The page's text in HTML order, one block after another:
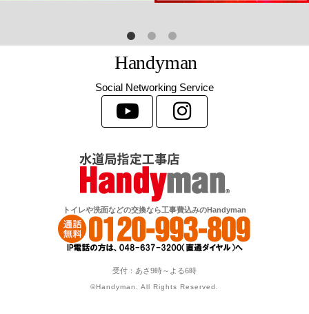
Handyman
Social Networking Service
トイレや洗面などの交換なら工事費込みのHandyman
受付：あさ9時～よる6時
©Handyman. All Rights Reserved.